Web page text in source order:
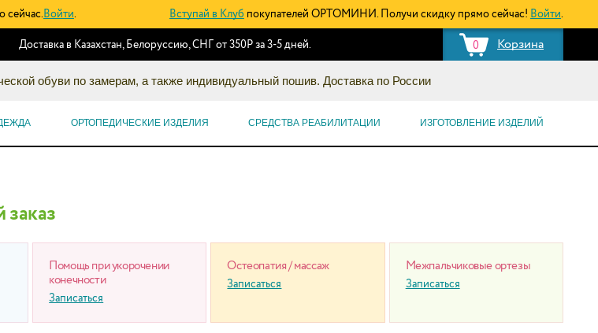
сейчас.Войти. Вступай в Клуб покупателей ОРТОМИНИ. Получи скидку прямо сейчас! Войти.
0 Корзина
Доставка в Казахстан, Белоруссию, СНГ от 350Р за 3-5 дней.
обуви по замерам, а также индивидуальный пошив. Доставка по России
ОРТОПЕДИЧЕСКИЕ ИЗДЕЛИЯ СРЕДСТВА РЕАБИЛИТАЦИИ ИЗГОТОВЛЕНИЕ ИЗДЕЛИЙ
Помощь при укорочении
конечности
Записаться
Остеопатия / массаж
Записаться
Межпальчиковые ортезы
Записаться